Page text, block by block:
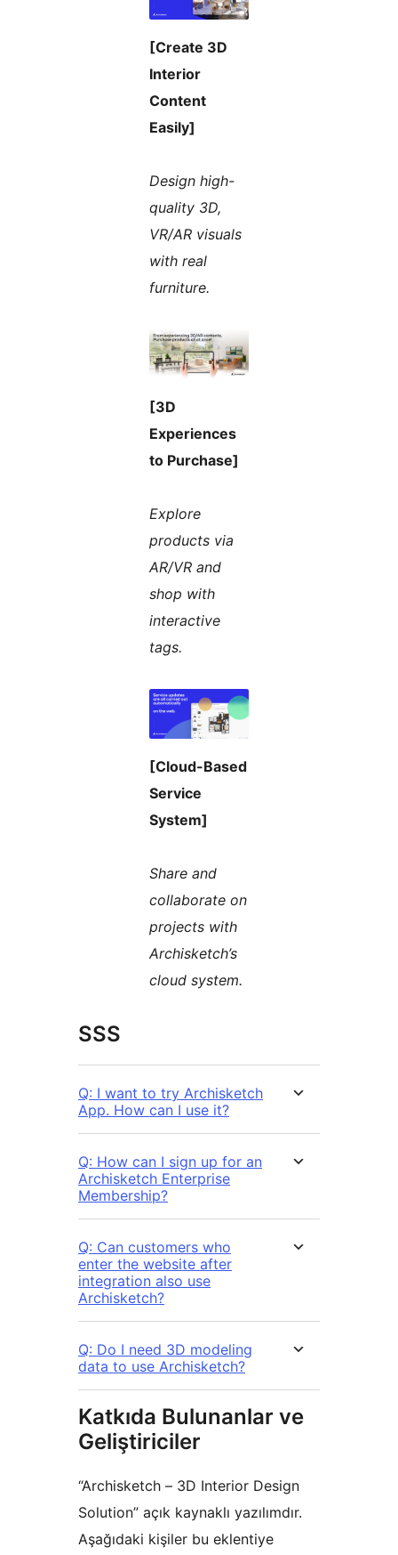
[Create 3D
Interior
Content
Easily]
Design high-
quality 3D,
VR/AR visuals
with real
furniture.
[3D
Experiences
to Purchase]
Explore
products via
AR/VR and
shop with
interactive
tags.
[Cloud-Based
Service
System]
Share and
collaborate on
projects with
Archisketch’s
cloud system.
SSS
Q: I want to try Archisketch
App. How can I use it?
Q: How can I sign up for an
Archisketch Enterprise
Membership?
Q: Can customers who
enter the website after
integration also use
Archisketch?
Q: Do I need 3D modeling
data to use Archisketch?
Katkıda Bulunanlar ve
Geliştiriciler
“Archisketch – 3D Interior Design
Solution” açık kaynaklı yazılımdır.
Aşağıdaki kişiler bu eklentiye